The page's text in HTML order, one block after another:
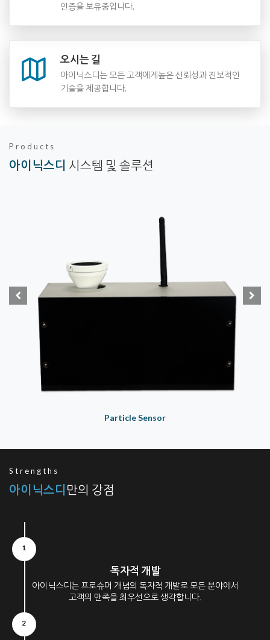
인증을 보유중입니다.
오시는 길
아이닉스디는 모든 고객에게 높은 신뢰성과 진보적인
기술을 제공합니다.
Products
아이닉스디 시스템 및 솔루션
Particle Sensor
Strengths
아이닉스디 만의 강점
1
독자적 개발
아이닉스디는 프로슈머 개념의 독자적 개발로 모든 분야에서
고객의 만족을 최우선으로 생각합니다.
2